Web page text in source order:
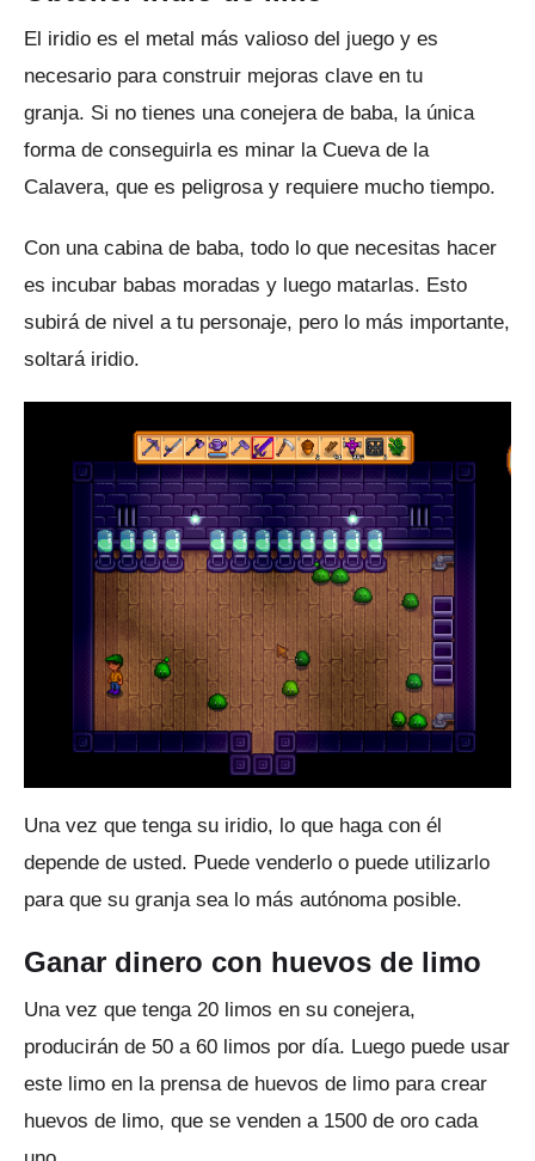
El iridio es el metal más valioso del juego y es
necesario para construir mejoras clave en tu
granja. Si no tienes una conejera de baba, la única
forma de conseguirla es minar la Cueva de la
Calavera, que es peligrosa y requiere mucho tiempo.
Con una cabina de baba, todo lo que necesitas hacer
es incubar babas moradas y luego matarlas. Esto
subirá de nivel a tu personaje, pero lo más importante,
soltará iridio.
Una vez que tenga su iridio, lo que haga con él
depende de usted. Puede venderlo o puede utilizarlo
para que su granja sea lo más autónoma posible.
Ganar dinero con huevos de limo
Una vez que tenga 20 limos en su conejera,
producirán de 50 a 60 limos por día. Luego puede usar
este limo en la prensa de huevos de limo para crear
huevos de limo, que se venden a 1500 de oro cada